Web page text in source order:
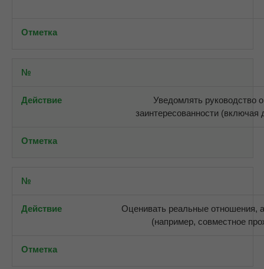
Уведомлять руководство
заинтересованности (включая
Оценивать реальные отношения,
(например, совместное